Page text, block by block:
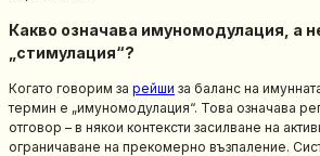
Какво означава имуномодулация, а
„стимулация“?
Когато говорим за рейши за баланс на
термин е „имуномодулация“. Това означава
отговор – в някои контексти засилване на
ограничаване на прекомерно възпаление.